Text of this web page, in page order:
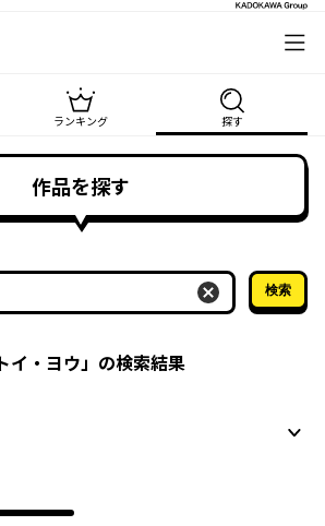
コミ
ランキング 探す
作品を探す
す
検索
イ・ヨウ」の検索結果